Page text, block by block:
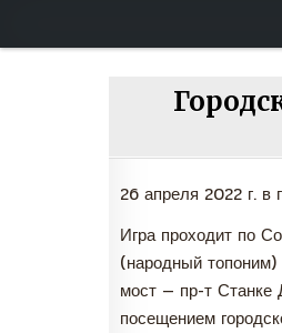
к
26 апреля 2022 г. в
Игра проходит по
(народный
мост — пр-т Станке
посещением